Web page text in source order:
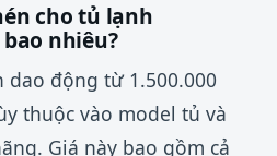
cho tủ lạnh
nhiêu?
dao động từ 1.500.000
thuộc vào model tủ và
Giá này bao gồm cả